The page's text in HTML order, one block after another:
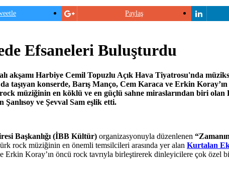
Paylaş
Efsaneleri Buluşturdu
akşamı Harbiye Cemil Topuzlu Açık Hava Tiyatrosu'nda
taşıyan konserde, Barış Manço, Cem Karaca ve Erkin
müziğinin en köklü ve en güçlü sahne miraslarından biri
ve Şevval Sam eşlik etti.
Başkanlığı (İBB Kültür) organizasyonuyla düzenlenen
rock müziğinin en önemli temsilcileri arasında yer alan Kurtalan
Erkin Koray’ın öncü rock tavrıyla birleştirerek dinleyicilere çok özel